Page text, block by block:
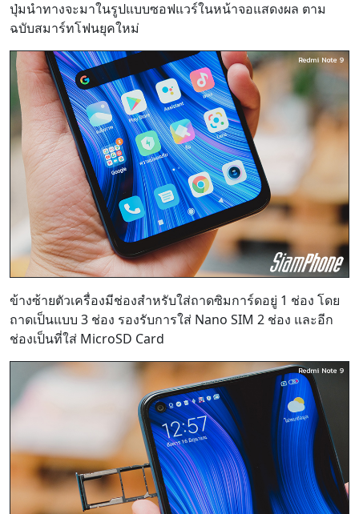
ปุ่มนำทางจะมาในรูปแบบซอฟแวร์ในหน้าจอแสดงผล ตาม
ฉบับสมาร์ทโฟนยุคใหม่
ข้างซ้ายตัวเครื่องมีช่องสำหรับใส่ถาดซิมการ์ดอยู่ 1 ช่อง โดย
ถาดเป็นแบบ 3 ช่อง รองรับการใส่ Nano SIM 2 ช่อง และอีก
ช่องเป็นที่ใส่ MicroSD Card